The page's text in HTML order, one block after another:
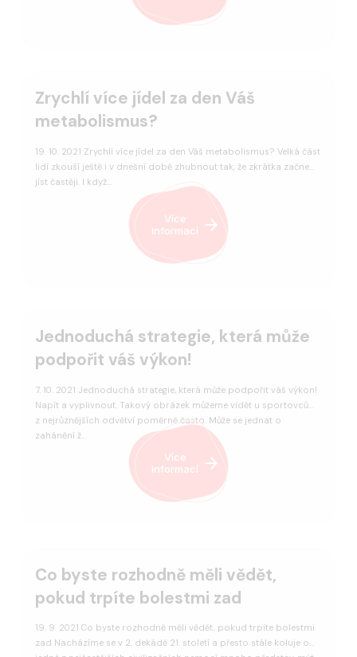
Zrychlí více jídel za den Váš
metabolismus?
19. 10. 2021 Zrychlí více jídel za den Váš metabolismus? Velká část
lidí zkouší ještě i v dnešní době zhubnout tak, že zkrátka začne
jíst častěji. I když…
Více
informací
Jednoduchá strategie, která může
podpořit váš výkon!
7. 10. 2021 Jednoduchá strategie, která může podpořit váš výkon!
Napít a vyplivnout. Takový obrázek můžeme vidět u sportovců
z nejrůznějších odvětví poměrně často. Může se jednat o
zahánění ž…
Více
informací
Co byste rozhodně měli vědět,
pokud trpíte bolestmi zad
19. 9. 2021 Co byste rozhodně měli vědět, pokud trpíte bolestmi
zad Nacházíme se v 2. dekádě 21. století a přesto stále koluje o